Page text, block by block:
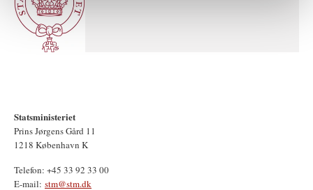
Statsministeriet
Prins Jørgens Gård 11
1218 København K
Telefon: +45 33 92 33 00
E-mail: stm@stm.dk